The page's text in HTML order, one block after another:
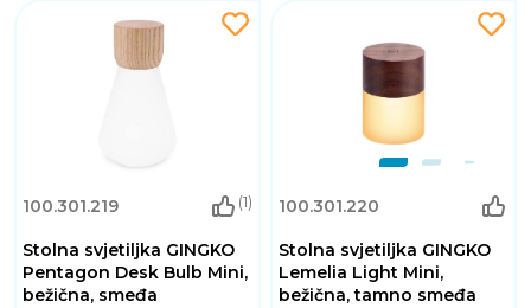
100.301.219 (1)
Stolna svjetiljka GINGKO
Pentagon Desk Bulb Mini,
bežična, smeđa
100.301.220
Stolna svjetiljka GINGKO
Lemelia Light Mini,
bežična, tamno smeđa